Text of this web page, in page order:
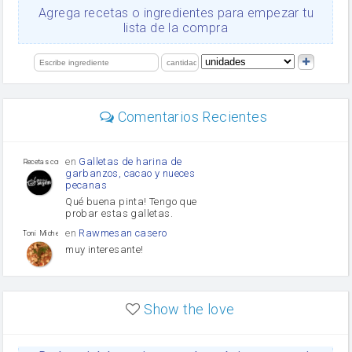
Ajos
salsa de soja
limón
Agrega recetas o ingredientes para empezar tu
lista de la compra
Comentarios Recientes
Recetas con sazon
en Galletas de harina de
garbanzos, cacao y nueces
pecanas
Qué buena pinta! Tengo que
probar estas galletas.
Toni Michel Caubet
en Rawmesan casero
muy interesante!
enLasaña casera fácil y
Show the love